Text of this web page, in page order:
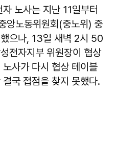
노사는 지난 11일부터
앙노동위원회(중노위) 중
으나, 13일 새벽 2시 50
전자지부 위원장이 협상
사가 다시 협상 테이블
국 접점을 찾지 못했다.